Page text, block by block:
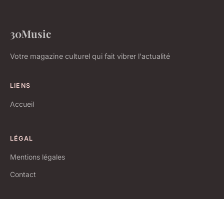
30Music
Votre magazine culturel qui fait vibrer l'actualité
LIENS
Accueil
LÉGAL
Mentions légales
Contact